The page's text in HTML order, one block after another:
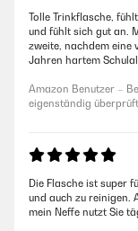
Tolle Trinkflasche,
und fühlt sich gut an.
zweite, nachdem eine
Jahren hartem
Amazon Benutzer –
eigenständig überprüft
Die Flasche ist super
und auch zu reinigen.
mein Neffe nutzt Sie